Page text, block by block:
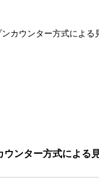
カウンター方式による
担行
安調
ンター方式による